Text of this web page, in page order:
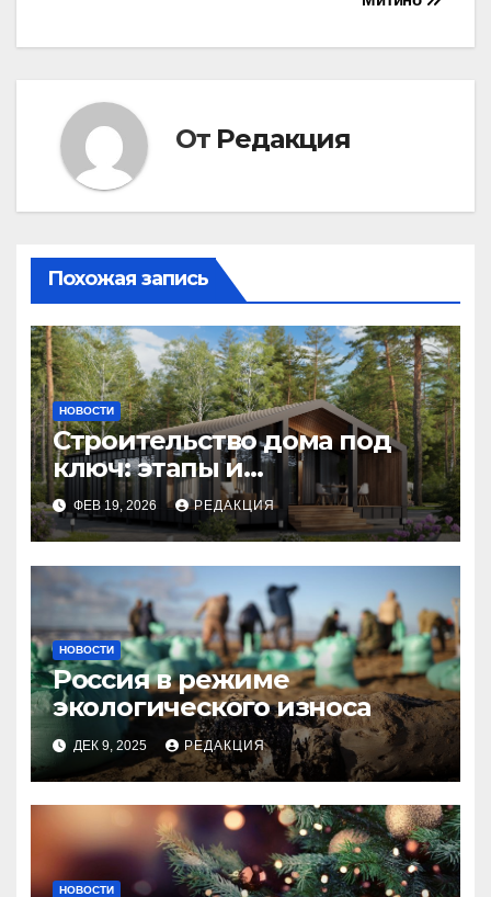
От Редакция
Похожая запись
НОВОСТИ
Строительство дома под
ключ: этапы и
планирование бюджета
ФЕВ 19, 2026 РЕДАКЦИЯ
НОВОСТИ
Россия в режиме
экологического износа
ДЕК 9, 2025 РЕДАКЦИЯ
НОВОСТИ